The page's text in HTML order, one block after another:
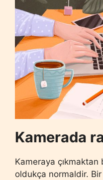
Kamerada
Kameraya çıkmaktan
oldukça normaldir.